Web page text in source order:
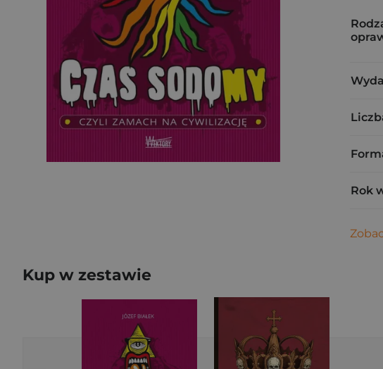
Rok
Kup w zestawie